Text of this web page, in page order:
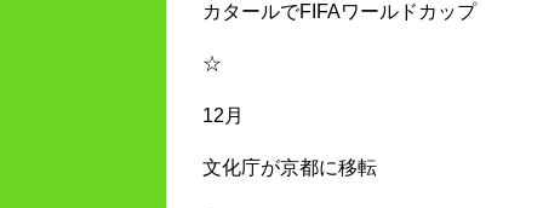
カタールでFIFAワールドカップ
☆
12月
文化庁が京都に移転